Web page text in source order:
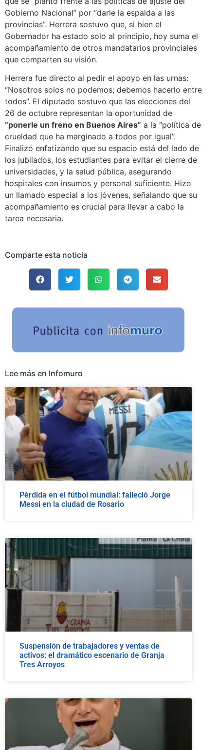
Gobierno Nacional” por “darle la espalda a las
provincias”. Herrera sostuvo que, si bien el
Gobernador ha estado solo al principio, hoy suma el
acompañamiento de otros mandatarios provinciales
que comparten su visión.
Herrera fue directo al pedir el apoyo en las urnas:
“Nosotros solos no podemos; debemos hacerlo entre
todos”. El diputado sostuvo que las elecciones del
26 de octubre representan la oportunidad de
“ponerle un freno en Buenos Aires” a la “política de
crueldad que ha marginado a todos por igual”.
Finalizó enfatizando que su espacio está del lado de
los jubilados, los estudiantes para evitar el cierre de
universidades, y la salud pública, asegurando
hospitales con insumos y personal suficiente. Hizo
un llamado especial a los jóvenes, señalando que su
acompañamiento es crucial para llevar a cabo la
tarea necesaria.
Comparte esta noticia
Lee más en Infomuro
Pérdida en el fútbol mundial: falleció Jorge
Messi en la ciudad de Rosario
Suspensión de trabajadores y ventas de
activos: el dramático escenario de Granja
Tres Arroyos